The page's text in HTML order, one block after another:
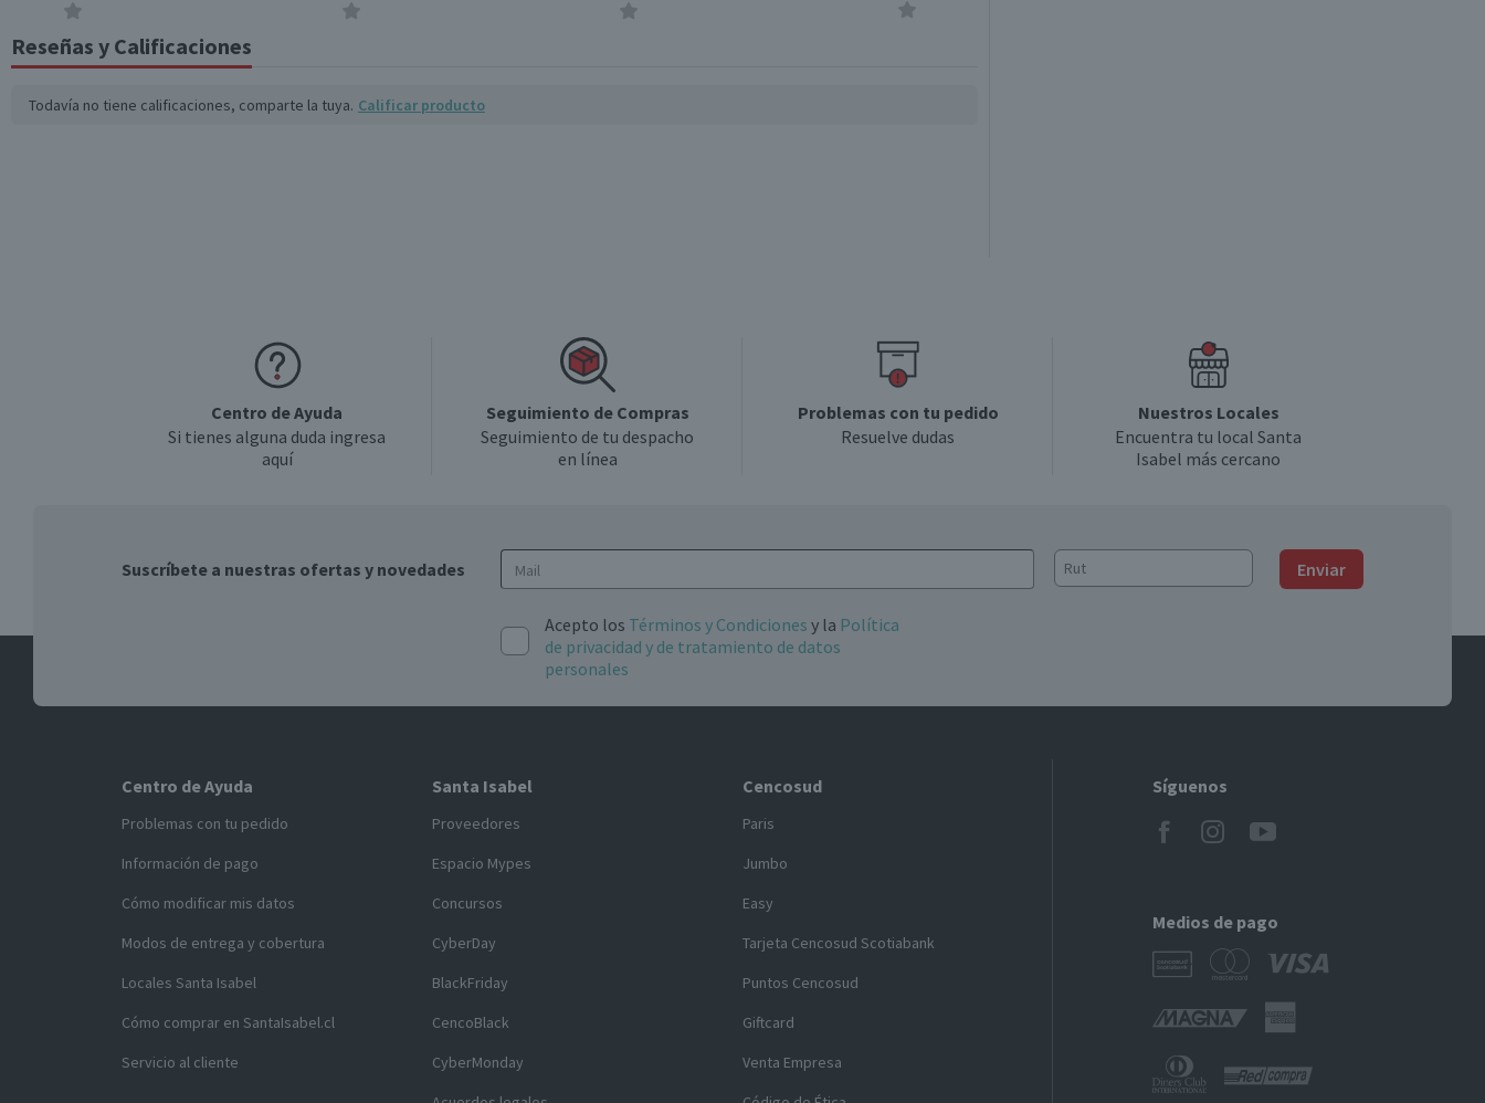
Reseñas y Calificaciones
Todavía no tiene calificaciones, comparte la tuya. Calificar producto
Centro de Ayuda
Si tienes alguna duda ingresa
aquí
Seguimiento de Compras
Seguimiento de tu despacho
en línea
Problemas con tu pedido
Resuelve dudas
Nuestros Locales
Encuentra tu local Santa
Isabel más cercano
Suscríbete a nuestras ofertas y novedades Enviar
Acepto los Términos y Condiciones y la Política
de privacidad y de tratamiento de datos
personales
Centro de Ayuda
Problemas con tu pedido
Información de pago
Cómo modificar mis datos
Modos de entrega y cobertura
Locales Santa Isabel
Cómo comprar en SantaIsabel.cl
Servicio al cliente
Santa Isabel
Proveedores
Espacio Mypes
Concursos
CyberDay
BlackFriday
CencoBlack
CyberMonday
Cencosud
Paris
Jumbo
Easy
Tarjeta Cencosud Scotiabank
Puntos Cencosud
Giftcard
Venta Empresa
Síguenos
Medios de pago